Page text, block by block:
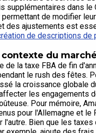
supplémentaires dans le
de modifier
des ajustements est
de descriptions
du marché
de la taxe FBA de fin
le rush des fêtes.
la croissance globale
les engagements
Pour mémoire,
pour l'Allemagne et le
l'autre. Bien que les